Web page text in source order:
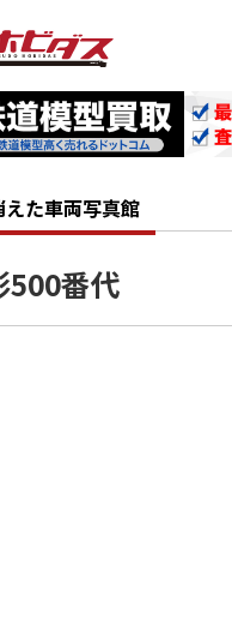
えた車両写真館
500番代